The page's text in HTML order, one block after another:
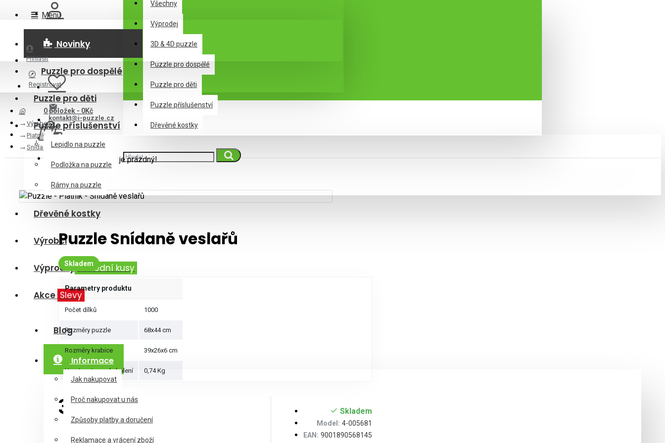
kontakt@i-puzzle.cz
Všechny
Výprodej
3D & 4D puzzle
Puzzle pro dospělé
Puzzle pro děti
Puzzle příslušenství
Dřevěné kostky
0 položek - 0Kč
Váš nákupní košík je prázdný!
Menu
Novinky
Puzzle pro dospělé
Puzzle pro děti
Puzzle příslušenství
Lepidlo na puzzle
Podložka na puzzle
Rámy na puzzle
Dřevěné kostky
Výrobci
Výprodej Poslední kusy
Akce Slevy
Blog
Informace
Jak nakupovat
Proč nakupovat u nás
Způsoby platby a doručení
Reklamace a vrácení zboží
Přihlásit
Registrovat
Výrobce
Piatnik
Snídaně veslařů
Puzzle Snídaně veslařů
Skladem
Parametry produktu
Počet dílků 1000
Rozměry puzzle 68x44 cm
Rozměry krabice 39x26x6 cm
Hmotnost puzzle balení 0,74 Kg
325Kč Skladem
Model: 4-005681
EAN: 9001890568145